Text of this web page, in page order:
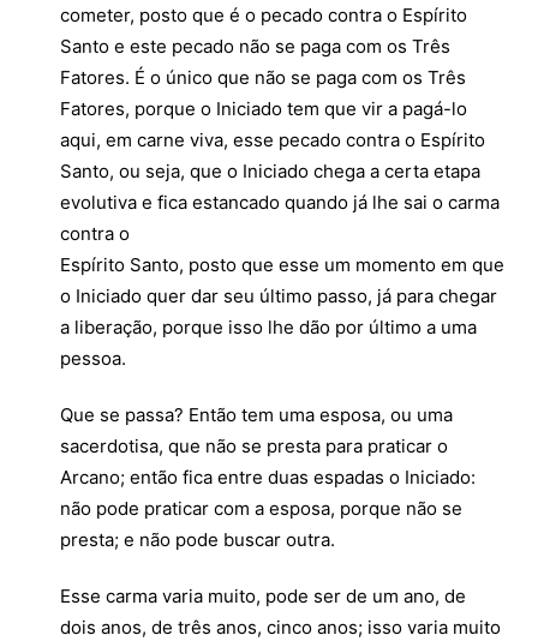
cometer, posto que é o pecado contra o Espírito
Santo e este pecado não se paga com os Três
Fatores. É o único que não se paga com os Três
Fatores, porque o Iniciado tem que vir a pagá-lo
aqui, em carne viva, esse pecado contra o Espírito
Santo, ou seja, que o Iniciado chega a certa etapa
evolutiva e fica estancado quando já lhe sai o carma
contra o
Espírito Santo, posto que esse um momento em que
o Iniciado quer dar seu último passo, já para chegar
a liberação, porque isso lhe dão por último a uma
pessoa.
Que se passa? Então tem uma esposa, ou uma
sacerdotisa, que não se presta para praticar o
Arcano; então fica entre duas espadas o Iniciado:
não pode praticar com a esposa, porque não se
presta; e não pode buscar outra.
Esse carma varia muito, pode ser de um ano, de
dois anos, de três anos, cinco anos; isso varia muito